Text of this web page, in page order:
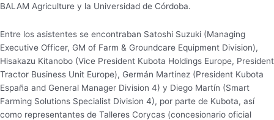
BALAM Agriculture y la Universidad de Córdoba.
Entre los asistentes se encontraban Satoshi Suzuki (Managing
Executive Officer, GM of Farm & Groundcare Equipment Division),
Hisakazu Kitanobo (Vice President Kubota Holdings Europe, President
Tractor Business Unit Europe), Germán Martínez (President Kubota
España and General Manager Division 4) y Diego Martín (Smart
Farming Solutions Specialist Division 4), por parte de Kubota, así
como representantes de Talleres Corycas (concesionario oficial